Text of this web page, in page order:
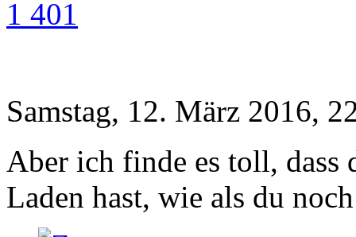
1 401
Samstag, 12. März 2016,
Aber ich finde es toll, dass
Laden hast, wie als du